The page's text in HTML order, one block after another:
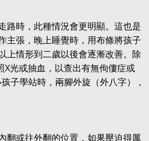
路時，此種情況會更明顯。這也是
主張，晚上睡覺時，用布條將孩子
上情形到二歲以後會逐漸改善。除
光或抽血，以查出有無佝僂症或
子學站時，兩腳外旋（外八字），
翻或往外翻的位置，如果壓迫得厲